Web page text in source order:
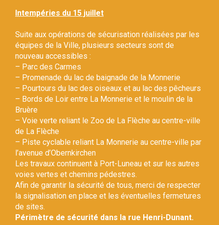
Intempéries du 15 juillet
Suite aux opérations de sécurisation réalisées par les
équipes de la Ville, plusieurs secteurs sont de
nouveau accessibles :
– Parc des Carmes
– Promenade du lac de baignade de la Monnerie
– Pourtours du lac des oiseaux et au lac des pêcheurs
– Bords de Loir entre La Monnerie et le moulin de la
Bruère
– Voie verte reliant le Zoo de La Flèche au centre-ville
de La Flèche
– Piste cyclable reliant La Monnerie au centre-ville par
l’avenue d’Obernkirchen
Les travaux continuent à Port-Luneau et sur les autres
voies vertes et chemins pédestres.
Afin de garantir la sécurité de tous, merci de respecter
la signalisation en place et les éventuelles fermetures
de sites.
Périmètre de sécurité dans la rue Henri-Dunant.